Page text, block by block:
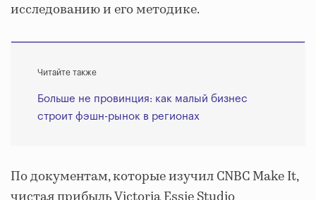
исследованию и его методике.
Читайте также
Больше не провинция: как малый бизнес
строит фэшн-рынок в регионах
По документам, которые изучил CNBC Make It,